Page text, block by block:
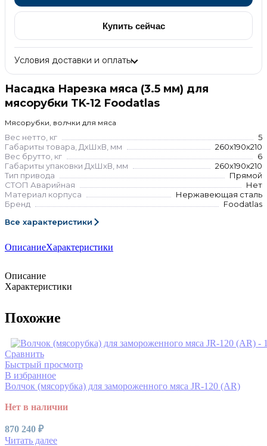
Насадка Нарезка мяса (3.5 мм) для
мясорубки TK-12 Foodatlas
Мясорубки, волчки для мяса
Вес нетто, кг
5
Габариты товара, ДхШхВ, мм
260х190х210
Вес брутто, кг
6
Габариты упаковки ДхШхВ, мм
260х190х210
Тип привода
Прямой
СТОП Аварийная
Нет
Материал корпуса
Нержавеющая сталь
Бренд
Foodatlas
Все характеристики
Купить сейчас
Условия доставки и оплаты
ОписаниеХарактеристики
Описание
Характеристики
Похожие
Сравнить
Быстрый просмотр
В избранное
Волчок (мясорубка) для замороженного мяса JR-120 (AR)
Нет в наличии
870 240 ₽
Читать далее